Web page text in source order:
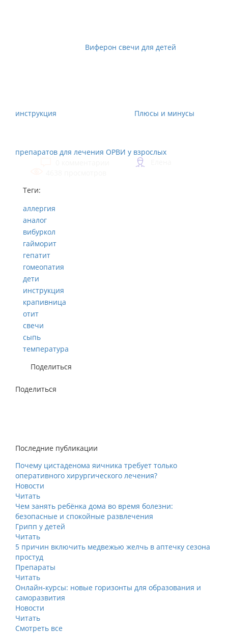
Виферон свечи для детей
инструкция Плюсы и минусы
препаратов для лечения ОРВИ у взрослых
Теги:
аллергия
аналог
вибуркол
гайморит
гепатит
гомеопатия
дети
инструкция
крапивница
отит
свечи
сыпь
температура
Поделиться
Поделиться
Последние публикации
Почему цистаденома яичника требует только
оперативного хирургического лечения?
Новости
Читать
Чем занять ребёнка дома во время болезни:
безопасные и спокойные развлечения
Грипп у детей
Читать
5 причин включить медвежью желчь в аптечку сезона
простуд
Препараты
Читать
Онлайн-курсы: новые горизонты для образования и
саморазвития
Новости
Читать
Смотреть все